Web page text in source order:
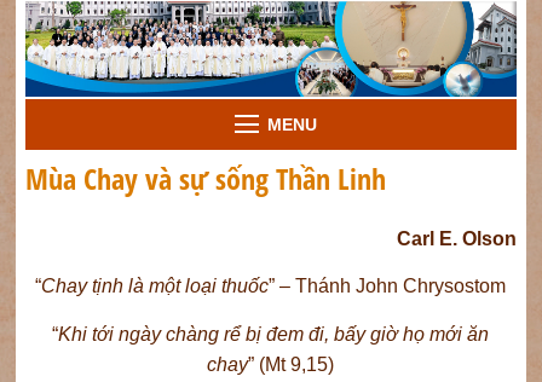
MENU
Mùa Chay và sự sống Thần Linh
Carl E. Olson
“Chaytịnh là một loại thuốc” – Thánh John Chrysostom
“Khi tới ngày chàng rể bị đem đi, bấy giờ họ mới ăn
chay” (Mt 9,15)